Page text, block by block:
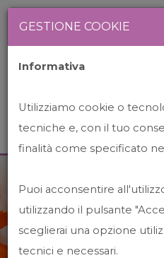
News&Events
GESTIONE COOKIE
Informativa
Utilizziamo cookie o
tecniche e, con il tuo
finalità come specificato
Puoi acconsentire
utilizzando il pulsante
sceglierai una opzione
tecnici e necessari.